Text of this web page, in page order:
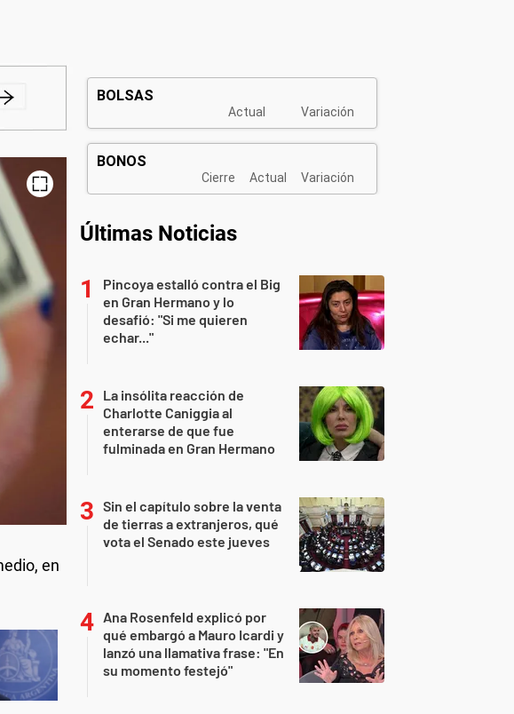
en
Últimas Noticias
Pincoya estalló contra el Big
en Gran Hermano y lo
desafió: "Si me quieren
echar..."
La insólita reacción de
Charlotte Caniggia al
enterarse de que fue
fulminada en Gran Hermano
Sin el capítulo sobre la venta
de tierras a extranjeros, qué
vota el Senado este jueves
Ana Rosenfeld explicó por
qué embargó a Mauro Icardi y
lanzó una llamativa frase: "En
su momento festejó"